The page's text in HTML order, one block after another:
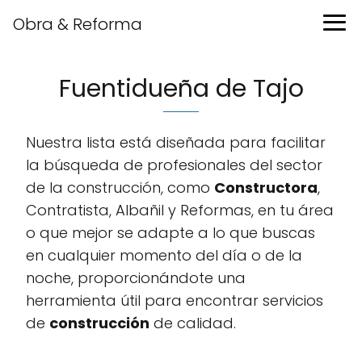
Obra & Reforma
Fuentidueña de Tajo
Nuestra lista está diseñada para facilitar
la búsqueda de profesionales del sector
de la construcción, como Constructora,
Contratista, Albañil y Reformas, en tu área
o que mejor se adapte a lo que buscas
en cualquier momento del día o de la
noche, proporcionándote una
herramienta útil para encontrar servicios
de construcción de calidad.